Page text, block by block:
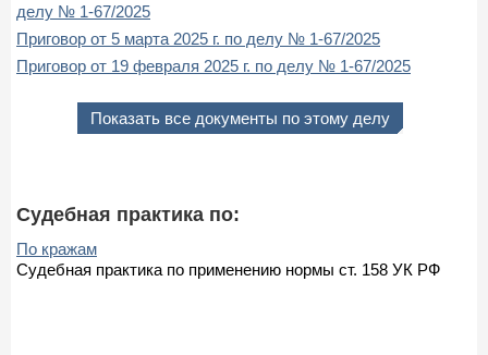
делу № 1-67/2025
Приговор от 5 марта 2025 г. по делу № 1-67/2025
Приговор от 19 февраля 2025 г. по делу № 1-67/2025
Показать все документы по этому делу
Судебная практика по:
По кражам
Судебная практика по применению нормы ст. 158 УК РФ